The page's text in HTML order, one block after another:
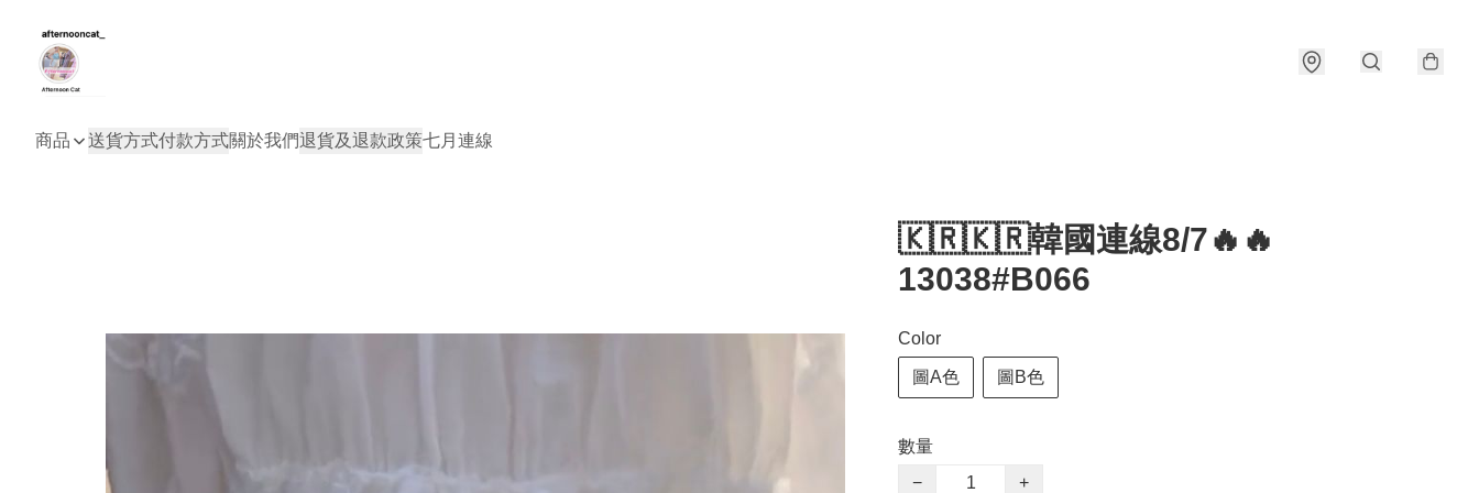
商品 送貨方式付款方式關於我們退貨及退款政策七月連線
🇰🇷🇰🇷韓國連線8/7🔥🔥
13038#B066
Color
圖A色 圖B色
數量
−
+